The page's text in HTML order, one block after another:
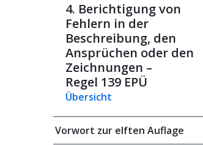
4. Berichtigung von
Fehlern in der
Beschreibung, den
Ansprüchen oder den
Zeichnungen –
Regel 139 EPÜ
Übersicht
Vorwort zur elften Auflage